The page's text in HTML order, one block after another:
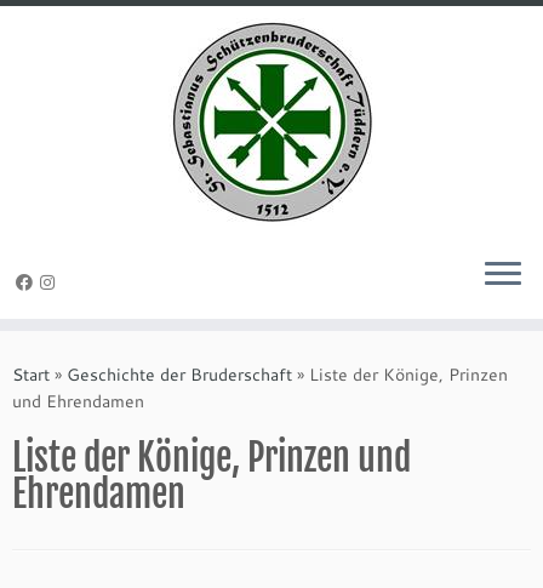
Inhalt
springen
Start » Geschichte der Bruderschaft » Liste der Könige, Prinzen
und Ehrendamen
Liste der Könige, Prinzen und
Ehrendamen